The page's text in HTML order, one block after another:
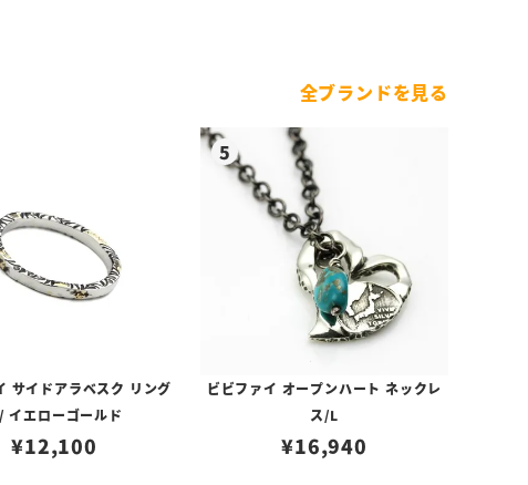
全ブランドを見る
サイドアラベスク リング
イエローゴールド
¥12,100
ビビファイ オープンハート ネックレ
ス/L
¥16,940